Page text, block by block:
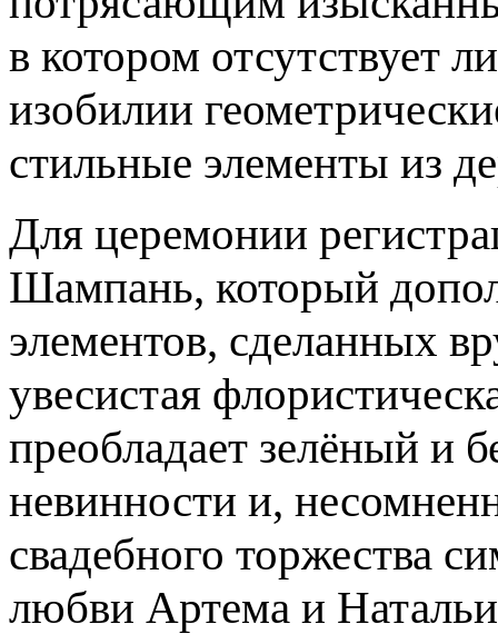
в котором отсутствует
изобилии
стильные элементы из
Для церемонии
Шампань, который
элементов, сделанных
увесистая
преобладает зелёный и
невинности и,
свадебного торжества
любви Артема и